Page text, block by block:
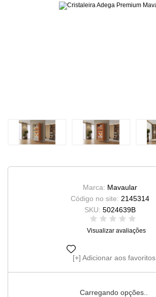
Marca: Mavaular
Código no site: 2145314
SKU: 5024639B
Visualizar avaliações
Adicionar aos favoritos
Carregando opções..